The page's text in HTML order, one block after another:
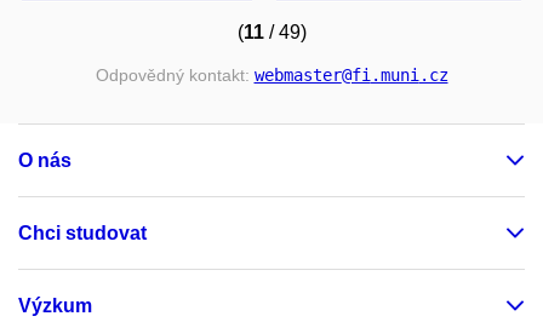
(11/ 49)
Odpovědný kontakt: webmaster@fi.muni.cz
O nás
Chci studovat
Výzkum